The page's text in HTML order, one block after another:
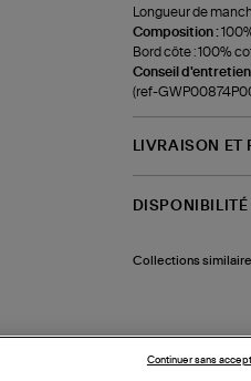
Longueur de
Composition :
Bord côte : 100%
Conseil d'entretien
(ref-
LIVRAISON ET
Collections
Continuer sans